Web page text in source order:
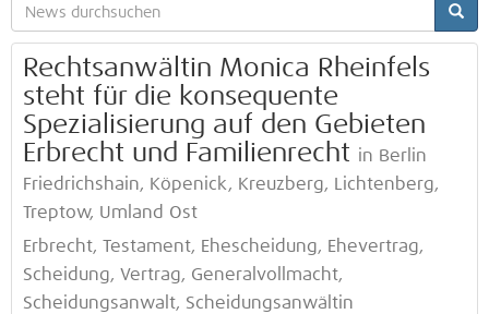
Rechtsanwältin Monica Rheinfels
steht für die konsequente
Spezialisierung auf den Gebieten
Erbrecht und Familienrecht in Berlin
Friedrichshain, Köpenick, Kreuzberg, Lichtenberg,
Treptow, Umland Ost
Erbrecht, Testament, Ehescheidung, Ehevertrag,
Scheidung, Vertrag, Generalvollmacht,
Scheidungsanwalt, Scheidungsanwältin